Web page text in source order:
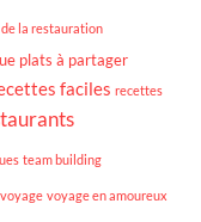
la restauration
plats à partager
faciles recettes
team building
voyage voyage en amoureux